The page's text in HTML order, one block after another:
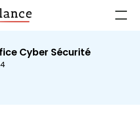
Cyber Sécurité